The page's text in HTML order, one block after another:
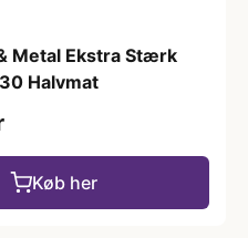
Metal Ekstra Stærk
Halvmat
Køb her